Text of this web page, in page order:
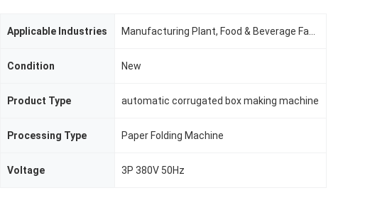
Applicable Industries
Condition New
Product Type automatic corrugated box making machine
Processing Type Paper Folding Machine
Voltage 3P 380V 50Hz